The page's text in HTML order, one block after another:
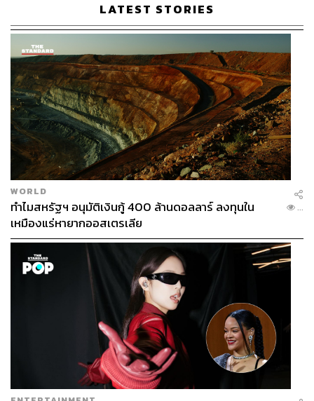
LATEST STORIES
WORLD
ทำไมสหรัฐฯ อนุมัติเงินกู้ 400 ล้านดอลลาร์ ลงทุนใน
เหมืองแร่หายากออสเตรเลีย
...